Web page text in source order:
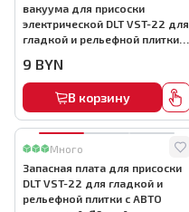
вакуума для присоски
электрической DLT VST-22 для
гладкой и рельефной плитки с
арт.4274
9 BYN
В корзину
Много
Запасная плата для присоски
DLT VST-22 для гладкой и
рельефной плитки с АВТО